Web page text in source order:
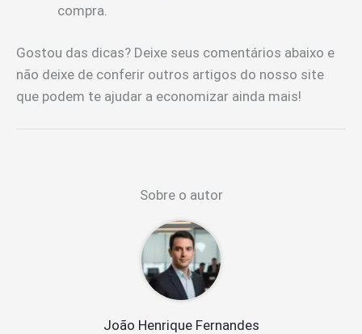
compra.
Gostou das dicas? Deixe seus comentários abaixo e
não deixe de conferir outros artigos do nosso site
que podem te ajudar a economizar ainda mais!
Sobre o autor
João Henrique Fernandes